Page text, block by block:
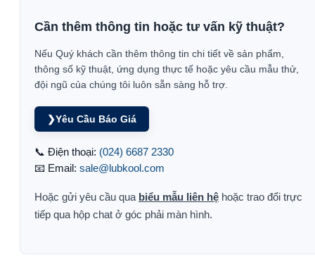
Cần thêm thông tin hoặc tư vấn kỹ thuật?
Nếu Quý khách cần thêm thông tin chi tiết về sản phẩm,
thông số kỹ thuật, ứng dụng thực tế hoặc yêu cầu mẫu thử,
đội ngũ của chúng tôi luôn sẵn sàng hỗ trợ.
❯Yêu Cầu Báo Giá
📞 Điện thoại: (024) 6687 2330
📧 Email: sale@lubkool.com
Hoặc gửi yêu cầu qua biểu mẫu liên hệ hoặc trao đổi trực
tiếp qua hộp chat ở góc phải màn hình.